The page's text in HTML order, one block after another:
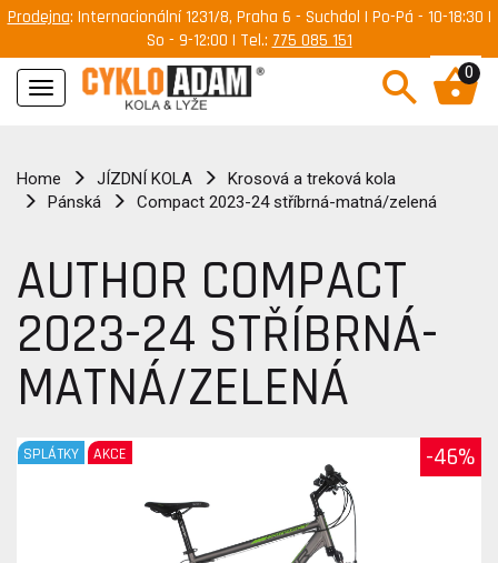
Prodejna: Internacionální 1231/8, Praha 6 - Suchdol | Po-Pá - 10-18:30 |
So - 9-12:00 | Tel.: 775 085 151
Navigace
0
Home JÍZDNÍ KOLA
Krosová a treková kola
Pánská
Compact 2023-24 stříbrná-matná/zelená
AUTHOR COMPACT
2023-24 STŘÍBRNÁ-
MATNÁ/ZELENÁ
-46%
SPLÁTKY AKCE